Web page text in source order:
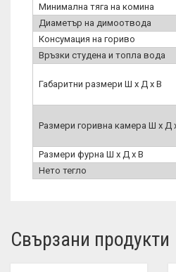
Минимална тяга на комина
Диаметър на димоотвода
Консумация на гориво
Връзки студена и топла вода
Габаритни размери Ш x Д x В
Размери горивна камера Ш x Д
Размери фурна Ш x Д x В
Нето тегло
Свързани продукти